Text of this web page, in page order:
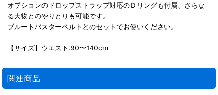
オプションのドロップストラップ対応のＤリングも付属、さらな
る大物とのやりとりも可能です。
ブルートバスターベルトとのセットでお使いください。
【サイズ】ウエスト:90〜140cm
関連商品